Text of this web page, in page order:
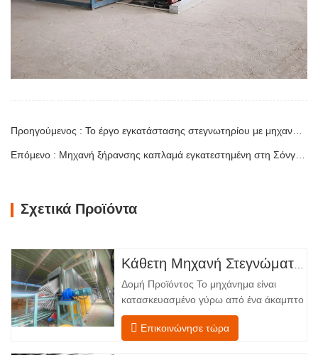
Σχετικά Προϊόντα
Δομή Προϊόντος Το μηχάνημα είναι
κατασκευασμένο γύρω από ένα άκαμπτο
χαλύβδινο πλαίσιο που υποστηρίζει
τέσσερις ενσωματωμένες λειτουργικές
Επικοινώνησε τώρα